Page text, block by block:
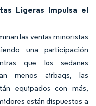
Ligeras Impulsa el
las ventas minoristas
una participación
que los sedanes
menos airbags, las
equipados con más,
están dispuestos a